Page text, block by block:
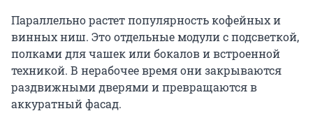
Параллельно растет популярность кофейных и
винных ниш. Это отдельные модули с подсветкой,
полками для чашек или бокалов и встроенной
техникой. В нерабочее время они закрываются
раздвижными дверями и превращаются в
аккуратный фасад.